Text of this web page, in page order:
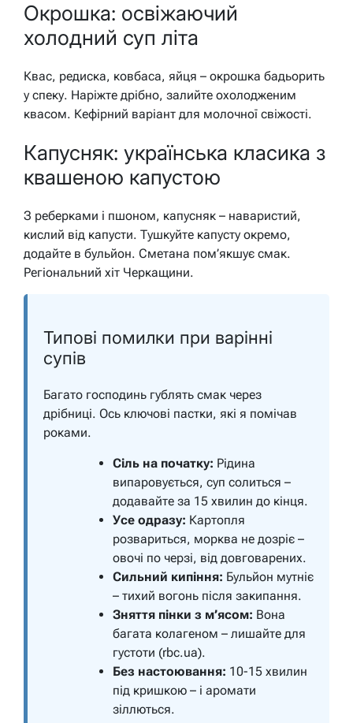
Окрошка: освіжаючий
холодний суп літа
Квас, редиска, ковбаса, яйця – окрошка бадьорить
у спеку. Наріжте дрібно, залийте охолодженим
квасом. Кефірний варіант для молочної свіжості.
Капусняк: українська класика з
квашеною капустою
З реберками і пшоном, капусняк – наваристий,
кислий від капусти. Тушкуйте капусту окремо,
додайте в бульйон. Сметана пом’якшує смак.
Регіональний хіт Черкащини.
Типові помилки при варінні
супів
Багато господинь гублять смак через
дрібниці. Ось ключові пастки, які я помічав
роками.
Сіль на початку: Рідина
випаровується, суп солиться –
додавайте за 15 хвилин до кінця.
Усе одразу: Картопля
розвариться, морква не дозріє –
овочі по черзі, від довговарених.
Сильний кипіння: Бульйон мутніє
– тихий вогонь після закипання.
Зняття пінки з м’ясом: Вона
багата колагеном – лишайте для
густоти (rbc.ua).
Без настоювання: 10-15 хвилин
під кришкою – і аромати
зіллються.